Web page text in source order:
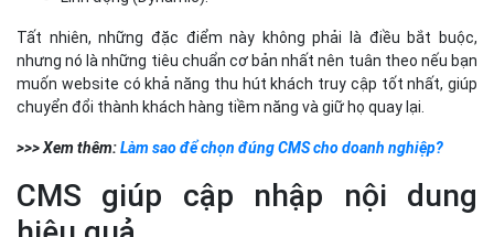
đều là những thông tin mà khách truy cập cần đọc để đưa ra các
quyết định tương tác. CMS giúp bạn cập nhật website để có thể
duy trì kênh giao tiếp hiệu quả và đáng tin cậy giữa bạn và khách
hàng của mình.
CMS đảm bảo duy trì tính nhất
quán cho doanh nghiệp
CMS không chỉ cho phép tối ưu hóa khả năng tạo lead khách hàng